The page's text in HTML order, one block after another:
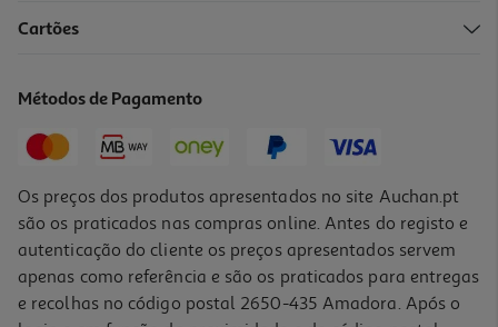
Cartões
Métodos de Pagamento
Os preços dos produtos apresentados no site Auchan.pt
são os praticados nas compras online. Antes do registo e
autenticação do cliente os preços apresentados servem
apenas como referência e são os praticados para entregas
e recolhas no código postal 2650-435 Amadora. Após o